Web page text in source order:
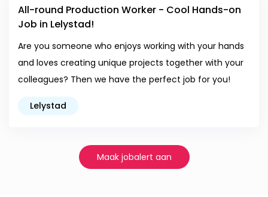
All-round Production Worker - Cool Hands-on
Job in Lelystad!
Are you someone who enjoys working with your hands
and loves creating unique projects together with your
colleagues? Then we have the perfect job for you!
Lelystad
Maak jobalert aan